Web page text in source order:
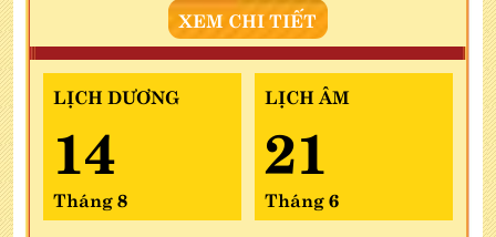
XEM CHI TIẾT
LỊCH DƯƠNG
14
Tháng 8
LỊCH ÂM
21
Tháng 6